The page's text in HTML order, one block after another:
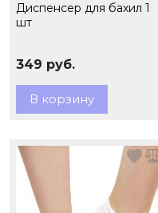
Диспенсер для бахил 1
шт
349 руб.
В корзину